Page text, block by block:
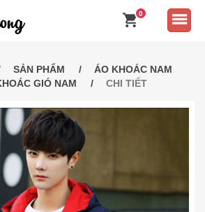
0
SẢN PHẨM
ÁO KHOÁC NAM
GIÓ NAM
CHI TIẾT